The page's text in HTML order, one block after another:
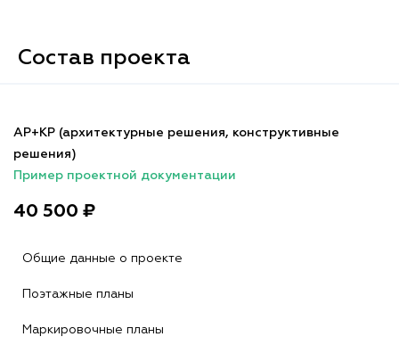
Состав проекта
АР+КР (архитектурные решения, конструктивные
решения)
Пример проектной документации
40 500 ₽
Общие данные о проекте
Поэтажные планы
Маркировочные планы